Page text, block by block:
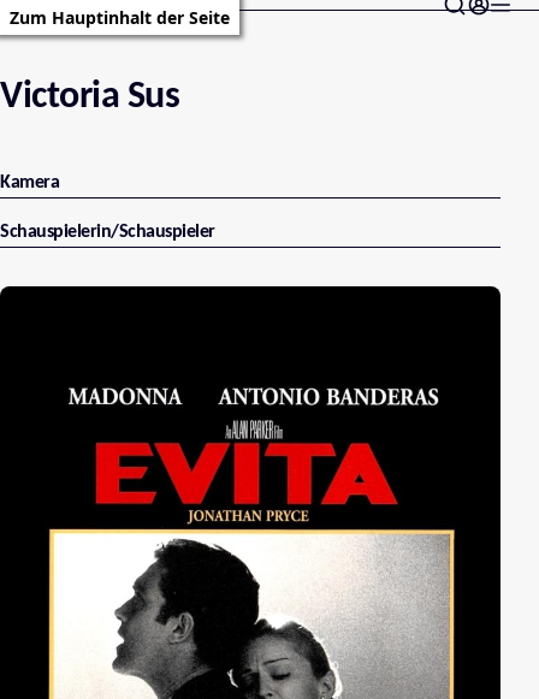
Zum Hauptinhalt der Seite
Victoria Sus
Kamera
Schauspielerin/Schauspieler